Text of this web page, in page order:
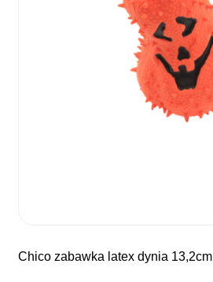
chico zabawka latex dynia 13,2cm